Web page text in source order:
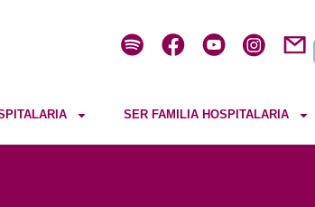
SER FAMILIA HOSPITALARIA